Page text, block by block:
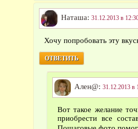
Наташа: 31.12.2013 в
Хочу попробовать эту
ОТВЕТИТЬ
Ален@: 31.12.2013 в
Вот такое желание
приобрести все